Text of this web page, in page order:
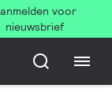
voor
nieuwsbrief